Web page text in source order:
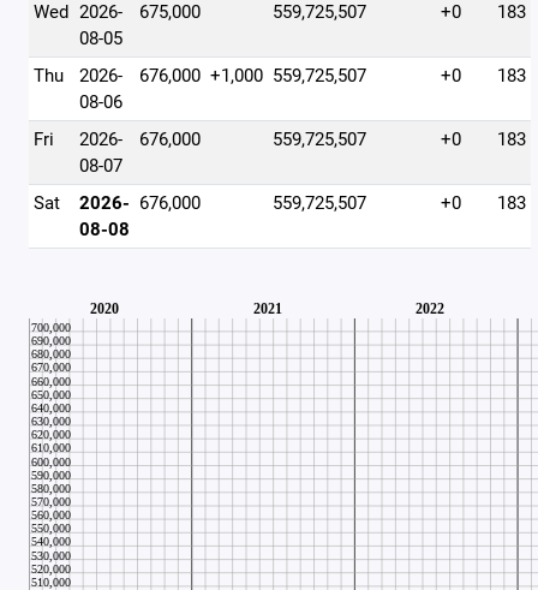
Wed 2026-
08-05
675,000 559,725,507 +0 183
Thu
2026-
08-06
676,000 +1,000 559,725,507 +0 183
Fri
2026-
08-07
676,000 559,725,507 +0 183
Sat
2026-
08-08
676,000 559,725,507 +0 183